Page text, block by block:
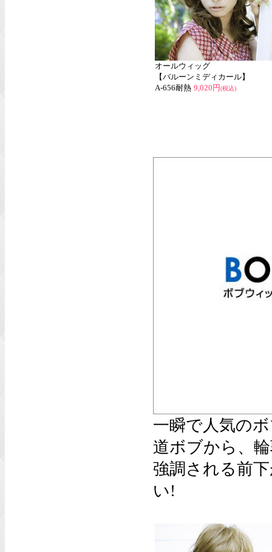
オールウィッグ
【バルーンミディカール】
A-656耐熱 9,020円(税込)
一瞬で人気の
道ボブから、
強調される前
い!